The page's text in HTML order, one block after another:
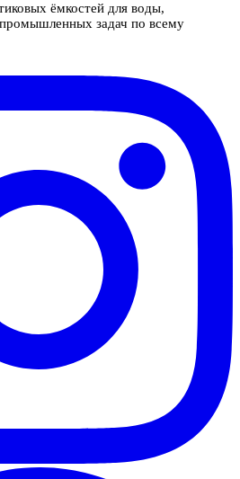
ёмкостей для воды,
задач по всему